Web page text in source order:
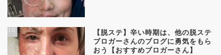
10
【脱ステ】辛い時期は、他の脱ステ
ブロガーさんのブログに勇気をもら
おう【おすすめブロガーさん】